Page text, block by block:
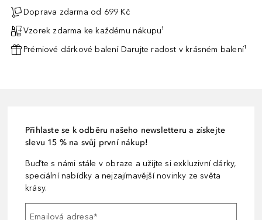
Doprava zdarma od 699 Kč
Vzorek zdarma ke každému nákupu¹
Prémiové dárkové balení Darujte radost v krásném balení¹
Přihlaste se k odběru našeho newsletteru a získejte
slevu 15 % na svůj první nákup!
Buďte s námi stále v obraze a užijte si exkluzivní dárky,
speciální nabídky a nejzajímavější novinky ze světa
krásy.
Emailová adresa*